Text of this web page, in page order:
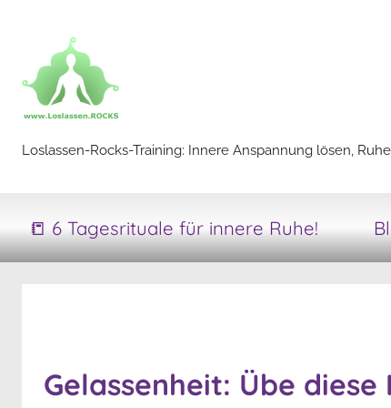
springen
Loslassen-
Rocks-
Loslassen-Rocks-Training: Innere Anspannung lösen,
📒 6 Tagesrituale für innere Ruhe!
Gelassenheit: Übe